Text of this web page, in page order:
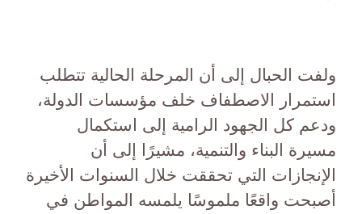
ولفت الحبال إلى أن المرحلة الحالية تتطلب
استمرار الاصطفاف خلف مؤسسات الدولة،
ودعم كل الجهود الرامية إلى استكمال
مسيرة البناء والتنمية، مشيرًا إلى أن
الإنجازات التي تحققت خلال السنوات الأخيرة
أصبحت واقعًا ملموسًا يلمسه المواطن في